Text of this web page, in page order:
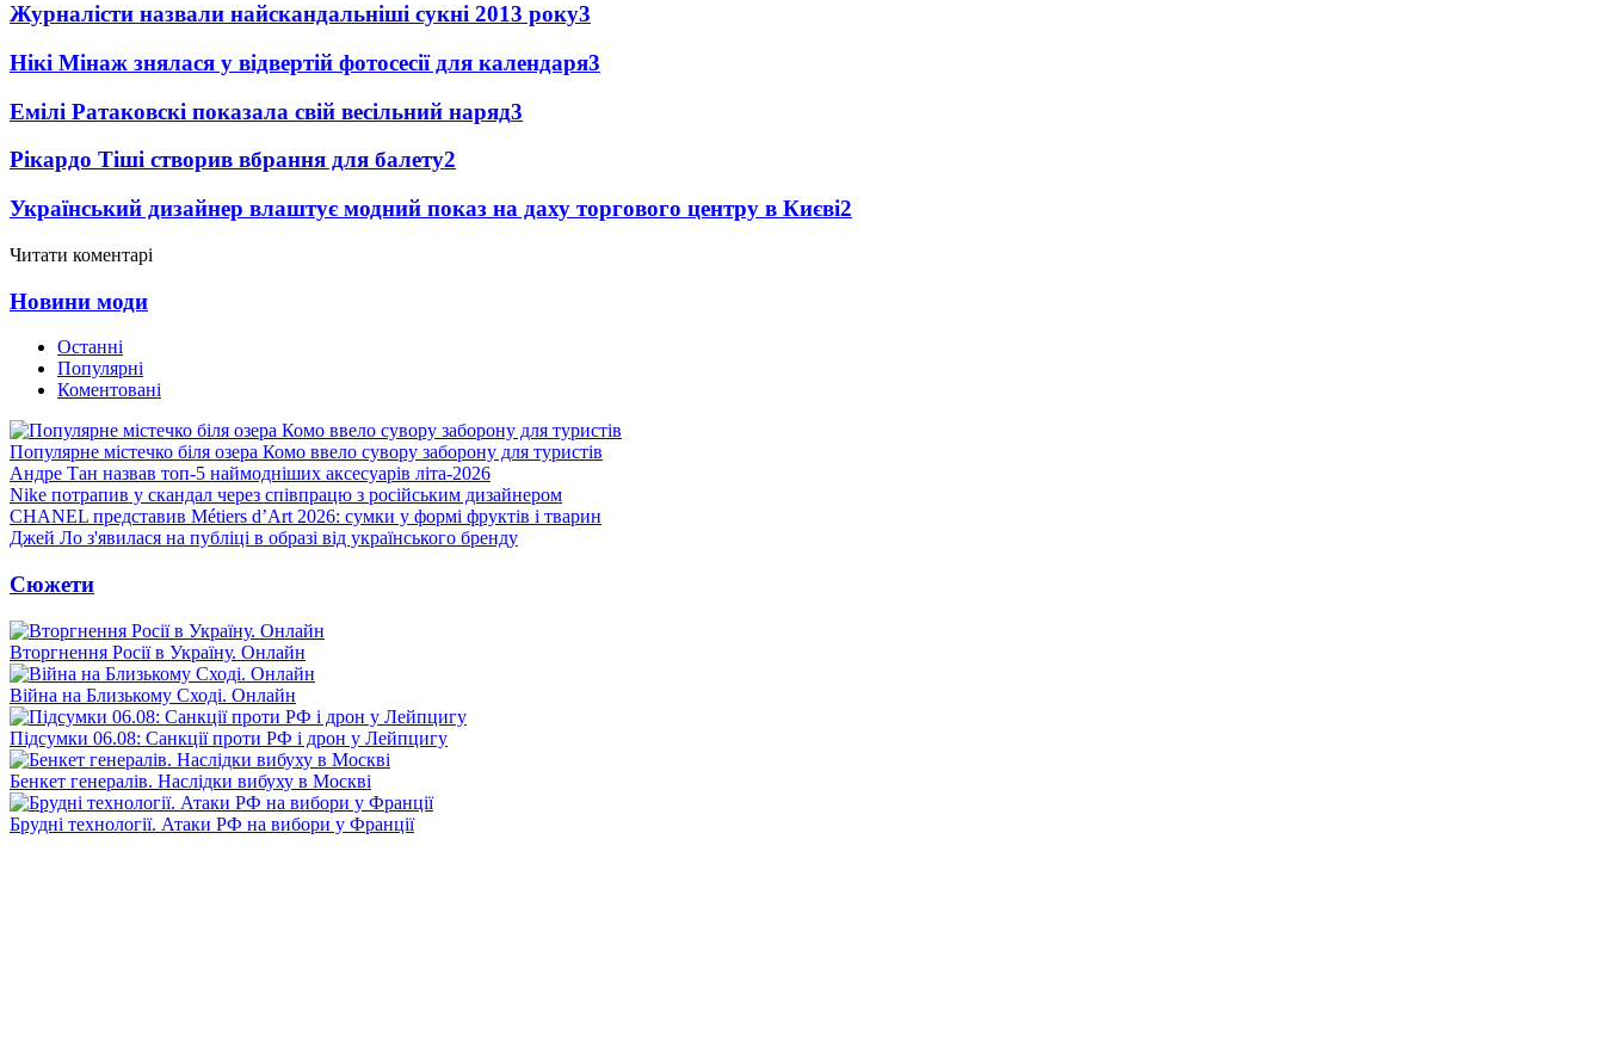
Журналісти назвали найскандальніші сукні 2013 року3
Нікі Мінаж знялася у відвертій фотосесії для календаря3
Емілі Ратаковскі показала свій весільний наряд3
Рікардо Тіші створив вбрання для балету2
Український дизайнер влаштує модний показ на даху торгового центру в Києві2
Читати коментарі
Новини моди
Останні
Популярні
Коментовані
Популярне містечко біля озера Комо ввело сувору заборону для туристів
Андре Тан назвав топ-5 наймодніших аксесуарів літа-2026
Nike потрапив у скандал через співпрацю з російським дизайнером
CHANEL представив Métiers d’Art 2026: сумки у формі фруктів і тварин
Джей Ло з'явилася на публіці в образі від українського бренду
Сюжети
Вторгнення Росії в Україну. Онлайн
Війна на Близькому Сході. Онлайн
Підсумки 06.08: Санкції проти РФ і дрон у Лейпцигу
Бенкет генералів. Наслідки вибуху в Москві
Брудні технології. Атаки РФ на вибори у Франції